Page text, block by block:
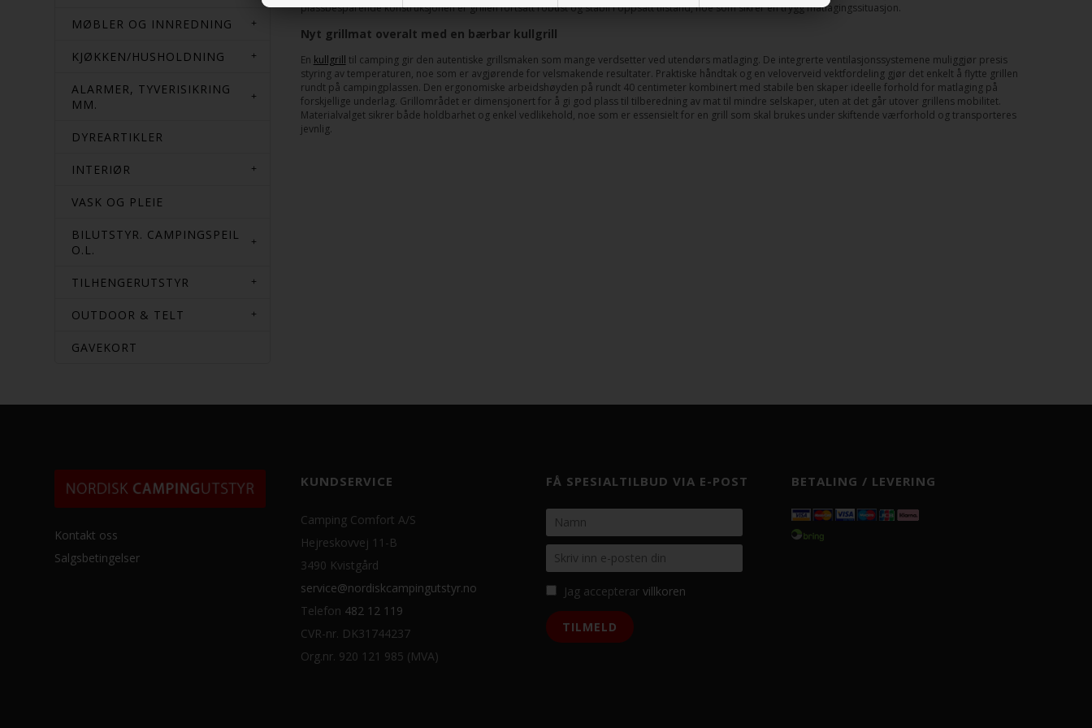
MØBLER OG INNREDNING
KJØKKEN/HUSHOLDNING
ALARMER, TYVERISIKRING
MM.
DYREARTIKLER
INTERIØR
VASK OG PLEIE
BILUTSTYR. CAMPINGSPEIL
O.L.
TILHENGERUTSTYR
OUTDOOR & TELT
GAVEKORT
plassbesparende konstruksjonen er grillen fortsatt robust og stabil i oppsatt tilstand, noe som sikrer en trygg matlagingssituasjon.
Nyt grillmat overalt med en bærbar kullgrill
En kullgrill til camping gir den autentiske grillsmaken som mange verdsetter ved utendørs matlaging. De integrerte ventilasjonssystemene muliggjør presis
styring av temperaturen, noe som er avgjørende for velsmakende resultater. Praktiske håndtak og en veloverveid vektfordeling gjør det enkelt å flytte grillen
rundt på campingplassen. Den ergonomiske arbeidshøyden på rundt 40 centimeter kombinert med stabile ben skaper ideelle forhold for matlaging på
forskjellige underlag. Grillområdet er dimensjonert for å gi god plass til tilberedning av mat til mindre selskaper, uten at det går utover grillens mobilitet.
Materialvalget sikrer både holdbarhet og enkel vedlikehold, noe som er essensielt for en grill som skal brukes under skiftende værforhold og transporteres
jevnlig.
Kontakt oss
Salgsbetingelser
KUNDSERVICE
Camping Comfort A/S
Hejreskovvej 11-B
3490 Kvistgård
service@nordiskcampingutstyr.no
Telefon 482 12 119
CVR-nr. DK31744237
Org.nr. 920 121 985 (MVA)
FÅ SPESIALTILBUD VIA E-POST
Jag accepterar villkoren
BETALING / LEVERING